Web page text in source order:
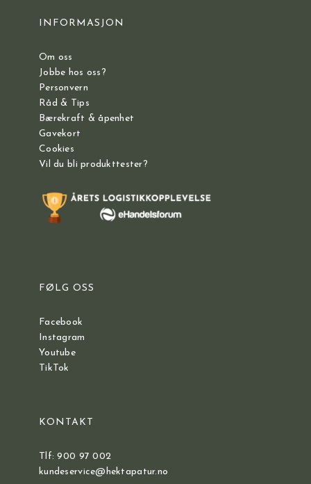
INFORMASJON
Om oss
Jobbe hos oss?
Personvern
Råd & Tips
Bærekraft & åpenhet
Gavekort
Cookies
Vil du bli produkttester?
FØLG OSS
Facebook
Instagram
Youtube
TikTok
KONTAKT
Tlf: 900 97 002
kundeservice@hektapatur.no